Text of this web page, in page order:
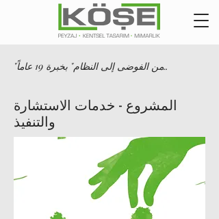
"من الفوضى إلى النظام" بخبرة 19 عاماً..
المشروع - خدمات الاستشارة
والتنفيذ